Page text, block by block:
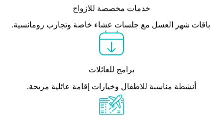
خدمات مخصصة للازواج
باقات شهر العسل مع جلسات عشاء خاصة وتجارب رومانسية.
برامج للعائلات
أنشطة مناسبة للاطفال وخيارات إقامة عائلية مريحة.